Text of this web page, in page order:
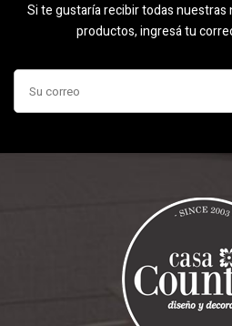
Si te gustaría recibir todas
productos, ingresá tu